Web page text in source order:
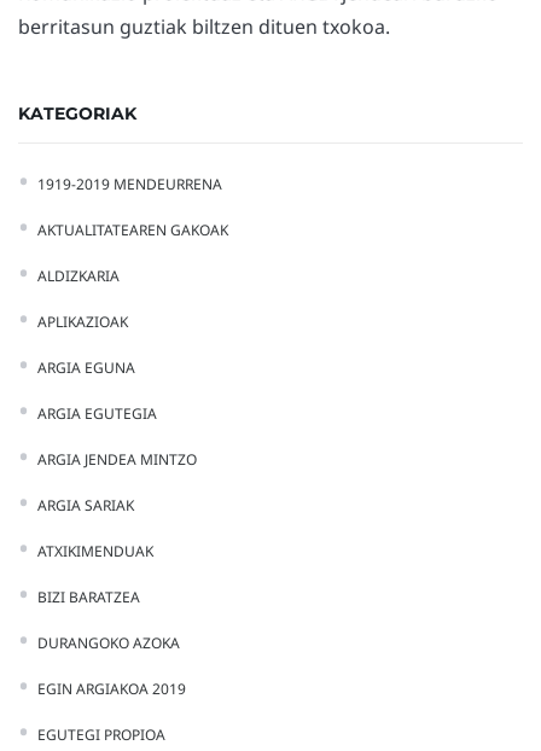
berritasun guztiak biltzen dituen txokoa.
KATEGORIAK
1919-2019 MENDEURRENA
AKTUALITATEAREN GAKOAK
ALDIZKARIA
APLIKAZIOAK
ARGIA EGUNA
ARGIA EGUTEGIA
ARGIA JENDEA MINTZO
ARGIA SARIAK
ATXIKIMENDUAK
BIZI BARATZEA
DURANGOKO AZOKA
EGIN ARGIAKOA 2019
EGUTEGI PROPIOA